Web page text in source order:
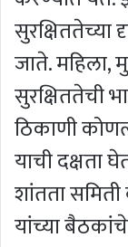
सुरक्षिततेच्या
जाते. महिला,
सुरक्षिततेची
ठिकाणी
याची दक्षता
शांतता
यांच्या